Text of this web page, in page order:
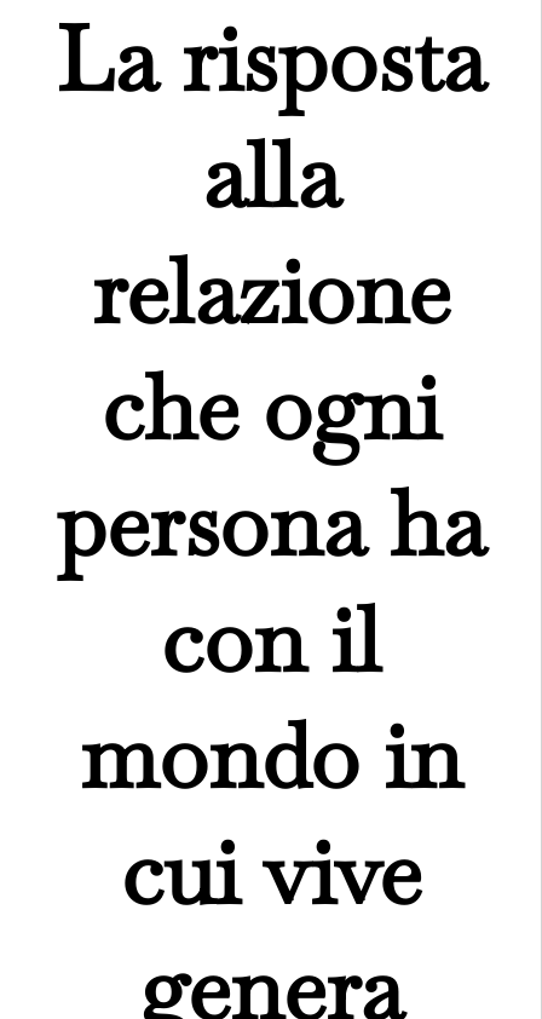
La risposta
alla
relazione
che ogni
persona ha
con il
mondo in
cui vive
genera